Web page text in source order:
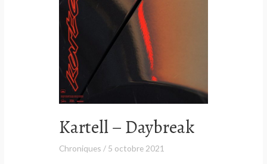
Kartell – Daybreak
Chroniques / 5 octobre 2021